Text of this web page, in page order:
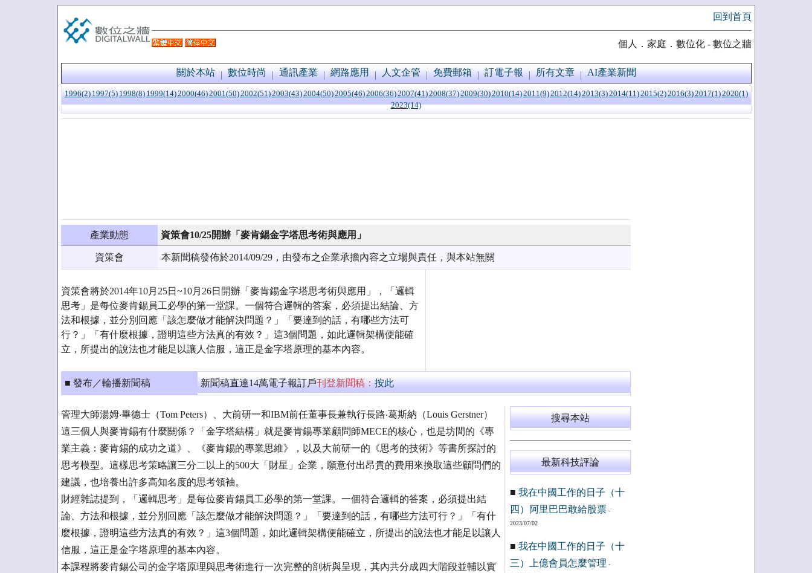
回到首頁
個人．家庭．數位化 - 數位之牆
關於本站 數位時尚 通訊產業 網路應用 人文企管 免費郵箱 訂電子報 所有文章 AI產業新聞
1996(2) 1997(5) 1998(8) 1999(14)2000(46)2001(50)2002(51)2003(43)2004(50)2005(46)2006(36)2007(41)2008(37)2009(30)2010(14)2011(9)2012(14)2013(3)2014(11)2015(2)2016(3)2017(1)2020(1)
2023(14)
產業動態 資策會10/25開辦「麥肯錫金字塔思考術與應用」
資策會 本新聞稿發佈於2014/09/29，由發布之企業承擔內容之立場與責任，與本站無關
資策會將於2014年10月25日~10月26日開辦「麥肯錫金字塔思考術與應用」，「邏輯
思考」是每位麥肯錫員工必學的第一堂課。一個符合邏輯的答案，必須提出結論、方
法和根據，並分別回應「該怎麼做才能解決問題？」「要達到的話，有哪些方法可
行？」「有什麼根據，證明這些方法真的有效？」這3個問題，如此邏輯架構便能確
立，所提出的說法也才能足以讓人信服，這正是金字塔原理的基本內容。
■ 發布／輪播新聞稿 新聞稿直達14萬電子報訂戶刊登新聞稿：按此
管理大師湯姆‧畢德士（Tom Peters）、大前研一和IBM前任董事長兼執行長路‧葛斯納（Louis Gerstner）
這三個人與麥肯錫有什麼關係？「金字塔結構」就是麥肯鍚專業顧問師MECE的核心，也是坊間的《專
業主義：麥肯錫的成功之道》、《麥肯錫的專業思維》，以及大前研一的《思考的技術》等書所探討的
思考模型。這樣思考策略讓三分二以上的500大「財星」企業，願意付出昂貴的費用來換取這些顧問們的
建議，也培養出許多高知名度的思考領袖。
財經雜誌提到，「邏輯思考」是每位麥肯錫員工必學的第一堂課。一個符合邏輯的答案，必須提出結
論、方法和根據，並分別回應「該怎麼做才能解決問題？」「要達到的話，有哪些方法可行？」「有什
麼根據，證明這些方法真的有效？」這3個問題，如此邏輯架構便能確立，所提出的說法也才能足以讓人
信服，這正是金字塔原理的基本內容。
本課程將麥肯錫公司的金字塔原理與思考術進行一次完整的剖析與呈現，其內共分成四大階段並輔以實
搜尋本站
最新科技評論
■ 我在中國工作的日子（十
四）阿里巴巴敢給股票-
2023/07/02
■ 我在中國工作的日子（十
三）上億會員怎麼管理 -